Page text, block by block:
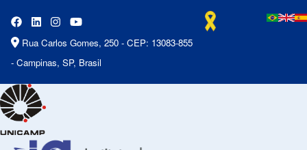
Rua Carlos Gomes, 250 - CEP: 13083-855
- Campinas, SP, Brasil